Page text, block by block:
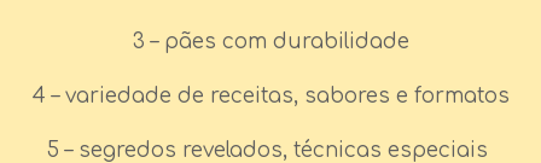
3 – pães com durabilidade
4 – variedade de receitas, sabores e formatos
5 – segredos revelados, técnicas especiais